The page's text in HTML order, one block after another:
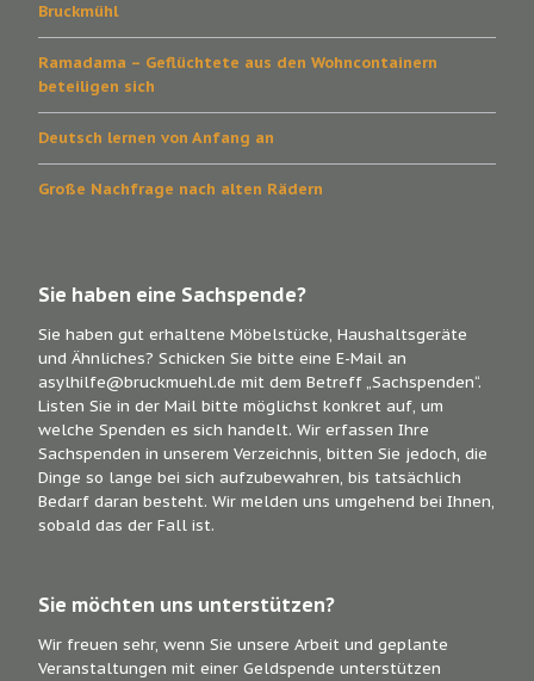
Bruckmühl
Ramadama – Geflüchtete aus den Wohncontainern
beteiligen sich
Deutsch lernen von Anfang an
Große Nachfrage nach alten Rädern
Sie haben eine Sachspende?
Sie haben gut erhaltene Möbelstücke, Haushaltsgeräte
und Ähnliches? Schicken Sie bitte eine E-Mail an
asylhilfe@bruckmuehl.de mit dem Betreff „Sachspenden“.
Listen Sie in der Mail bitte möglichst konkret auf, um
welche Spenden es sich handelt. Wir erfassen Ihre
Sachspenden in unserem Verzeichnis, bitten Sie jedoch, die
Dinge so lange bei sich aufzubewahren, bis tatsächlich
Bedarf daran besteht. Wir melden uns umgehend bei Ihnen,
sobald das der Fall ist.
Sie möchten uns unterstützen?
Wir freuen sehr, wenn Sie unsere Arbeit und geplante
Veranstaltungen mit einer Geldspende unterstützen